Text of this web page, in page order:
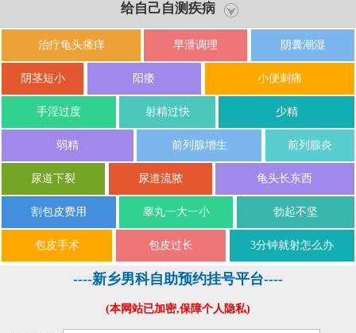
给自己自测疾病
治疗龟头瘙痒 早泄调理 阴囊潮湿
阴茎短小 阳痿 小便刺痛
手淫过度 射精过快 少精
弱精 前列腺增生 前列腺炎
尿道下裂 尿道流脓 龟头长东西
割包皮费用 睾丸一大一小 勃起不坚
包皮手术 包皮过长 3分钟就射怎么办
----新乡男科自助预约挂号平台----
(本网站已加密,保障个人隐私)